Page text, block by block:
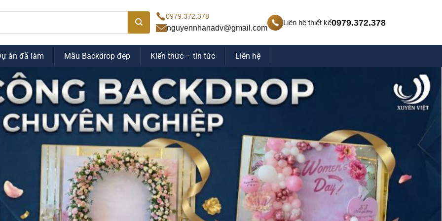
0979.372.378
nguyennhanadv@gmail.com
Liên hệ thiết kế0979.372.378
án đã làm Mẫu Backdrop đẹp Kiến thức – tin tức Liên hệ